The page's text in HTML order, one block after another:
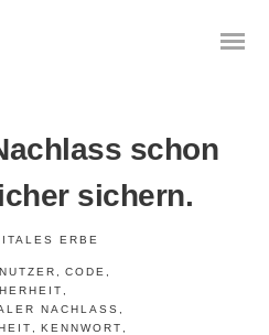
schon
sichern.
ERBE
CODE
NACHLASS
KENNWORT